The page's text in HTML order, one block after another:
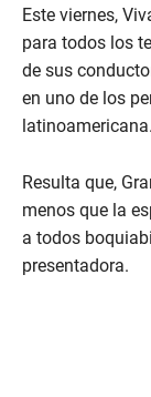
Este viernes,
para todos los
de sus
en uno de los
latinoamericana.
Resulta que,
menos que la
a todos
presentadora.